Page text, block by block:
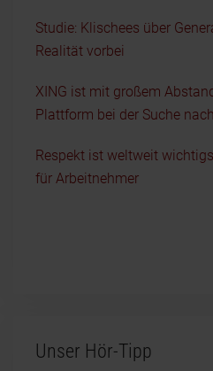
Studie: Klischees über
Realität vorbei
XING ist mit großem
Plattform bei der Suche
Respekt ist weltweit
für Arbeitnehmer
Unser Hör-Tipp